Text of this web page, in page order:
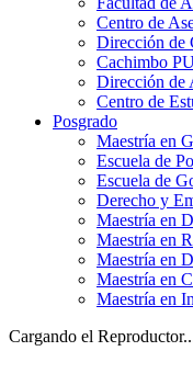
Centro de
Dirección de
Cachimbo
Dirección de
Centro de
Posgrado
Maestría en
Escuela de
Escuela de
Derecho y
Maestría en
Maestría en
Maestría en
Maestría en
Maestría en
Cargando el